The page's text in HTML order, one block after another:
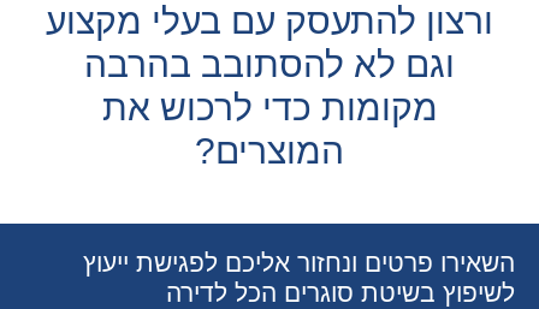
ורצון להתעסק עם בעלי מקצוע
וגם לא להסתובב בהרבה
מקומות כדי לרכוש את
המוצרים?
השאירו פרטים ונחזור אליכם לפגישת ייעוץ
לשיפוץ בשיטת סוגרים הכל לדירה